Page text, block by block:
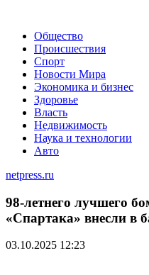
Общество
Происшествия
Спорт
Новости Мира
Экономика и бизнес
Здоровье
Власть
Недвижимость
Наука и технологии
Авто
netpress.ru
98-летнего лучшего
«Спартака» внесли в
03.10.2025 12:23